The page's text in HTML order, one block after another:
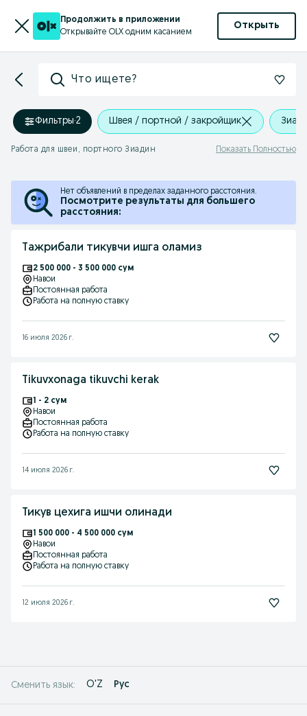
Продолжить в приложении
Открывайте OLX одним касанием
Открыть
Что ищете?
Фильтры·2 Швея / портной / закройщик
Работа для швеи, портного Зиадин Показать Полностью
Нет объявлений в пределах заданного расстояния.
Посмотрите результаты для большего
расстояния:
Тажрибали тикувчи ишга оламиз
2 500 000 - 3 500 000 сум
Навои
Постоянная работа
Работа на полную ставку
16 июля 2026 г.
Tikuvxonaga tikuvchi kerak
1 - 2 сум
Навои
Постоянная работа
Работа на полную ставку
14 июля 2026 г.
Тикув цехига ишчи олинади
1 500 000 - 4 500 000 сум
Навои
Постоянная работа
Работа на полную ставку
12 июля 2026 г.
Сменить язык: O'Z Рус